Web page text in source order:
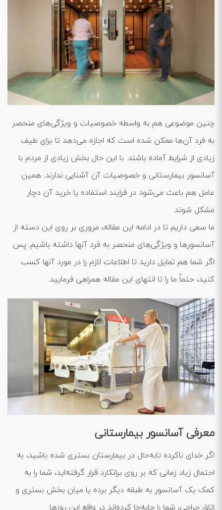
چنین موضوعی هم به واسطه خصوصیات و ویژگی‌های منحصر
به فرد آن‌ها ممکن شده است که اجازه می‌دهد تا برای طیف
زیادی از شرایط آماده باشند. با این حال بخش زیادی از مردم با
آسانسور بیمارستانی و خصوصیات آن آشنایی ندارند. همین
عامل هم باعث می‌شود در فرایند استفاده یا خرید آن دچار
مشکل شوند.
ما سعی داریم تا در ادامه این مقاله، مروری بر روی این دسته از
آسانسورها و ویژگی‌های منحصر به فرد آنها داشته باشیم. پس
اگر شما هم تمایل دارید تا اطلاعات لازم را در مورد آنها کسب
کنید، حتماً ما را تا انتهای این مقاله همراهی فرمایید.
معرفی آسانسور بیمارستانی
اگر خدای ناکرده تابه‌حال در بیمارستان بستری شده باشید، به
احتمال زیاد زمانی که بر روی برانکارد قرار گرفته‌اید، شما را به
کمک یک آسانسور به طبقه دیگر برده یا میان بخش بستری و
اتاق جراحی، شما را جابه‌جا کرده‌اند در واقع این روزها